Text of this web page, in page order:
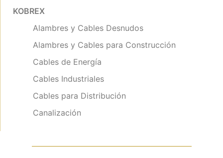
KOBREX
Alambres y Cables Desnudos
Alambres y Cables para Construcción
Cables de Energía
Cables Industriales
Cables para Distribución
Canalización